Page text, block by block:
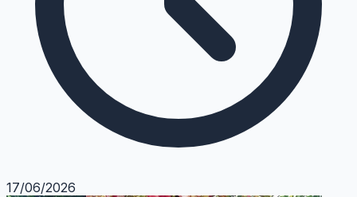
17/06/2026